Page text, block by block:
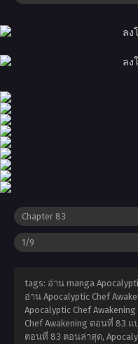
tags: อ่าน manga
อ่าน Apocalyptic Chef
Apocalyptic Chef
Chef Awakening ตอนที่ 83 แ
ตอนที่ 83 ตอนล่าสุด,